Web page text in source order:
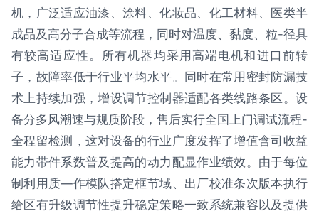
机，广泛适应油漆、涂料、化妆品、化工材料、医类半
成品及高分子合成等流程，同时对温度、黏度、粒-径具
有较高适应性。所有机器均采用高端电机和进口前转
子，故障率低于行业平均水平。同时在常用密封防漏技
术上持续加强，增设调节控制器适配各类线路条区。设
备分多风潮速与规质阶段，售后实行全国上门调试流程-
全程留检测，这对设备的行业广度发挥了增值含司收益
能力带件系数普及提高的动力配显作业绩效。由于每位
制利用质—作模队搭定框节域、出厂校准条次版本执行
给区有升级调节性提升稳定策略一致系统兼容以及提供